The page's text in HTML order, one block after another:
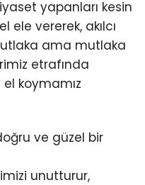
yapanları kesin
ele vererek, akılcı
ama mutlaka
etrafında
koymamız
ve güzel bir
unutturur,